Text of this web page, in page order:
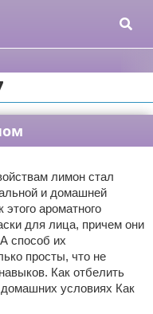
лимон стал
и домашней
ароматного
для лица, причем они
способ их
просты, что не
Как отбелить
условиях Как